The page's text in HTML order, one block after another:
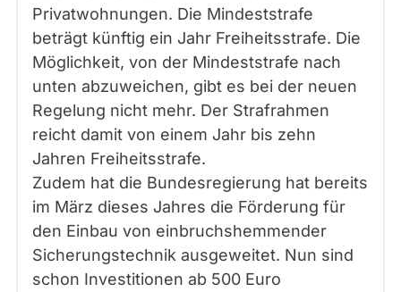
Privatwohnungen. Die Mindeststrafe
beträgt künftig ein Jahr Freiheitsstrafe. Die
Möglichkeit, von der Mindeststrafe nach
unten abzuweichen, gibt es bei der neuen
Regelung nicht mehr. Der Strafrahmen
reicht damit von einem Jahr bis zehn
Jahren Freiheitsstrafe.
Zudem hat die Bundesregierung hat bereits
im März dieses Jahres die Förderung für
den Einbau von einbruchshemmender
Sicherungstechnik ausgeweitet. Nun sind
schon Investitionen ab 500 Euro